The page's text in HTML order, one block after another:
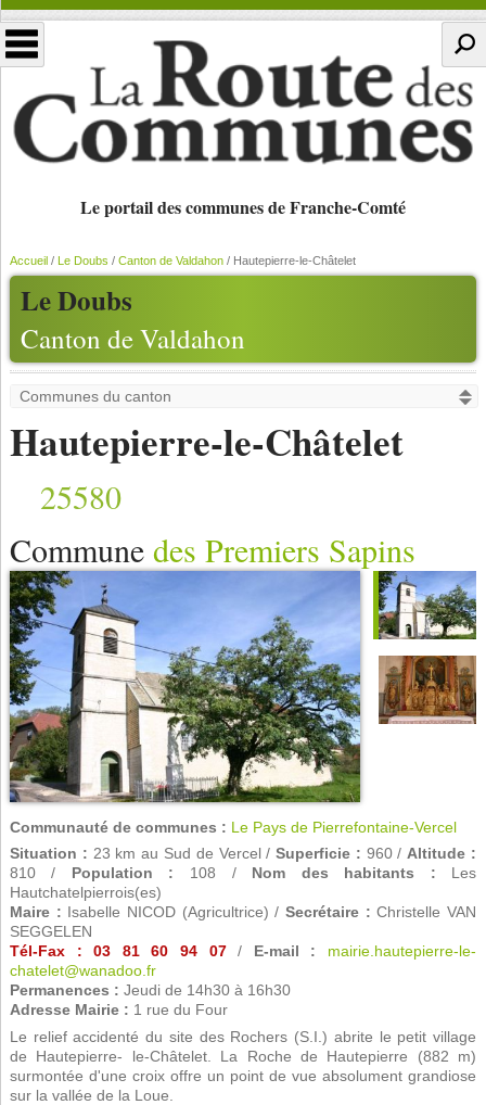
Le portail des communes de Franche-Comté
Le Doubs
Canton de Valdahon
Accueil/ Le Doubs / Canton de Valdahon/ Hautepierre-le-Châtelet
Hautepierre-le-Châtelet
25580
Commune des Premiers Sapins
Communauté de communes : Le Pays de Pierrefontaine-Vercel
Situation : 23 km au Sud de Vercel /Superficie : 960 / Altitude :
810 / Population : 108 / Nom des habitants : Les
Hautchatelpierrois(es)
Maire : Isabelle NICOD (Agricultrice) /Secrétaire : Christelle VAN
SEGGELEN
Tél-Fax : 03 81 60 94 07/ E-mail :
mairie.hautepierre-le-
chatelet@wanadoo.fr
Permanences : Jeudi de 14h30 à 16h30
Adresse Mairie : 1 rue du Four
Le relief accidenté du site des Rochers (S.I.) abrite le petit village
de Hautepierre- le-Châtelet. La Roche de Hautepierre (882 m)
surmontée d'une croix offre un point de vue absolument grandiose
sur la vallée de la Loue.